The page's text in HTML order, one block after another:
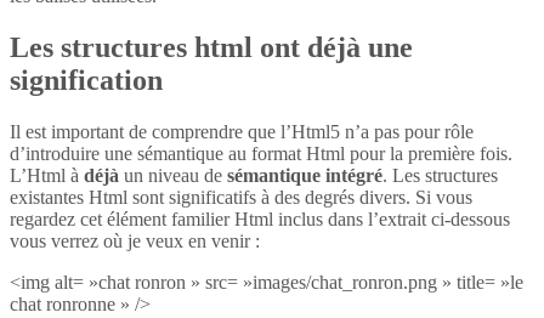
Les structures html ont déjà une
signification
Il est important de comprendre que l’Html5 n’a pas pour rôle
d’introduire une sémantique au format Html pour la première fois.
L’Html à déjà un niveau de sémantique intégré. Les structures
existantes Html sont significatifs à des degrés divers. Si vous
regardez cet élément familier Html inclus dans l’extrait ci-dessous
vous verrez où je veux en venir :
<img alt= »chat ronron » src= »images/chat_ronron.png » title= »le
chat ronronne » />